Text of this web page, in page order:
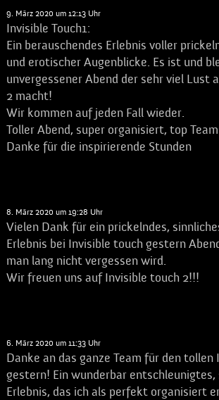
9. März 2020 um 12:13 Uhr
Invisible Touch1:
Ein berauschendes Erlebnis voller
und erotischer Augenblicke. Es ist und
unvergessener Abend der sehr viel Lust
2 macht!
Wir kommen auf jeden Fall wieder.
Toller Abend, super organisiert, top
Danke für die inspirierende Stunden
8. März 2020 um 19:28 Uhr
Vielen Dank für ein prickelndes,
Erlebnis bei Invisible touch gestern
man lang nicht vergessen wird.
Wir freuen uns auf Invisible touch 2!!!
6. März 2020 um 11:33 Uhr
Danke an das ganze Team für den tollen
gestern! Ein wunderbar entschleunigtes,
Erlebnis, das ich als perfekt organisiert